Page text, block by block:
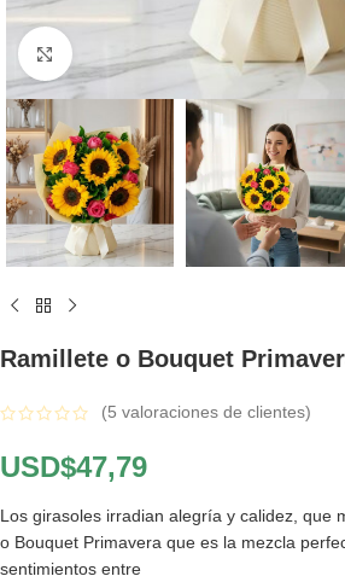
Click to enlarge
Ramillete o Bouquet
(5 valoraciones de clientes)
USD$47,79
Los girasoles irradian alegría y calidez, que
o Bouquet Primavera que es la mezcla
sentimientos entre